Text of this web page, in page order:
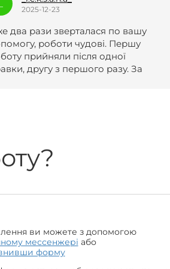
S
2025-12-23
Роботи написанні чудово, все згідно
домовленостей 😍🔥
ви можете з допомогою
мессенжері або
форму